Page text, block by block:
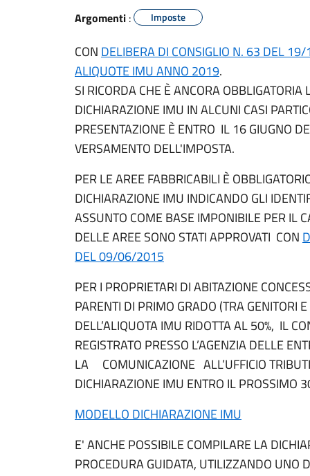
Argomenti : Imposte
CON DELIBERA DI CONSIGLIO N. 63 DEL
ALIQUOTE IMU ANNO 2019.
SI RICORDA CHE È ANCORA
DICHIARAZIONE IMU IN ALCUNI CASI
PRESENTAZIONE È ENTRO IL 16 GIUGNO
VERSAMENTO DELL'IMPOSTA.
PER LE AREE FABBRICABILI È
DICHIARAZIONE IMU INDICANDO GLI
ASSUNTO COME BASE IMPONIBILE PER IL
DELLE AREE SONO STATI APPROVATI CON
DEL 09/06/2015
PER I PROPRIETARI DI ABITAZIONE
PARENTI DI PRIMO GRADO (TRA GENITORI
DELL’ALIQUOTA IMU RIDOTTA AL 50%, IL
REGISTRATO PRESSO L’AGENZIA DELLE
LA COMUNICAZIONE ALL’UFFICIO
DICHIARAZIONE IMU ENTRO IL PROSSIMO
MODELLO DICHIARAZIONE IMU
E' ANCHE POSSIBILE COMPILARE LA
PROCEDURA GUIDATA, UTILIZZANDO UNO